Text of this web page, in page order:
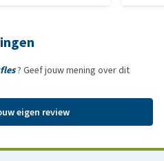
? Geef jouw mening over dit
eigen review